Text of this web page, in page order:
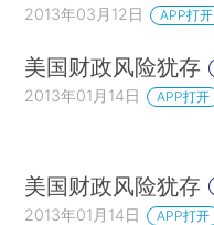
2013年03月12日 APP打开
美国财政风险犹存
2013年01月14日 APP打开
美国财政风险犹存
2013年01月14日 APP打开